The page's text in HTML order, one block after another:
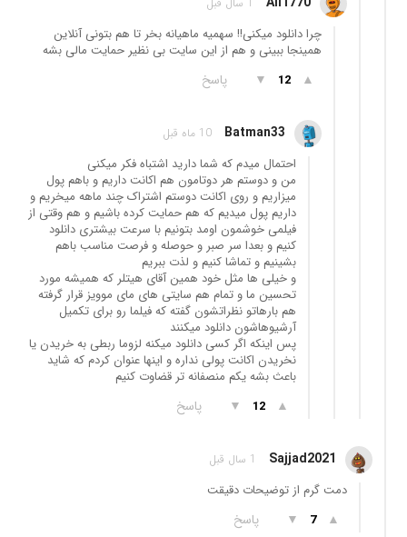
1 سال قبل
چرا دانلود میکنی!! سهمیه ماهیانه بخر تا هم بتونی آنلاین
همینجا ببینی و هم از این سایت بی نظیر حمایت مالی بشه
▲
12
▼ پاسخ
Batman33 10 ماه قبل
احتمال میدم که شما دارید اشتباه فکر میکنی
من و دوستم هر دوتامون هم اکانت داریم و باهم پول
میزاریم و روی اکانت دوستم اشتراک چند ماهه میخریم و
داریم پول میدیم که هم حمایت کرده باشیم و هم وقتی از
فیلمی خوشمون اومد بتونیم با سرعت بیشتری دانلود
کنیم و بعدا سر صبر و حوصله و فرصت مناسب باهم
بشینیم و تماشا کنیم و لذت ببریم
و خیلی ها مثل خود همین آقای هیتلر که همیشه مورد
تحسین ما و تمام هم سایتی های مای موویز قرار گرفته
هم بارهاتو نظراتشون گفته که فیلما رو برای تکمیل
آرشیوهاشون دانلود میکنند
پس اینکه اگر کسی دانلود میکنه لزوما ربطی به خریدن یا
نخریدن اکانت پولی نداره و اینها عنوان کردم که شاید
باعث بشه یکم منصفانه تر قضاوت کنیم
▲
12
▼ پاسخ
Sajjad2021 1 سال قبل
دمت گرم از توضیحات دقیقت
▲
7
▼ پاسخ